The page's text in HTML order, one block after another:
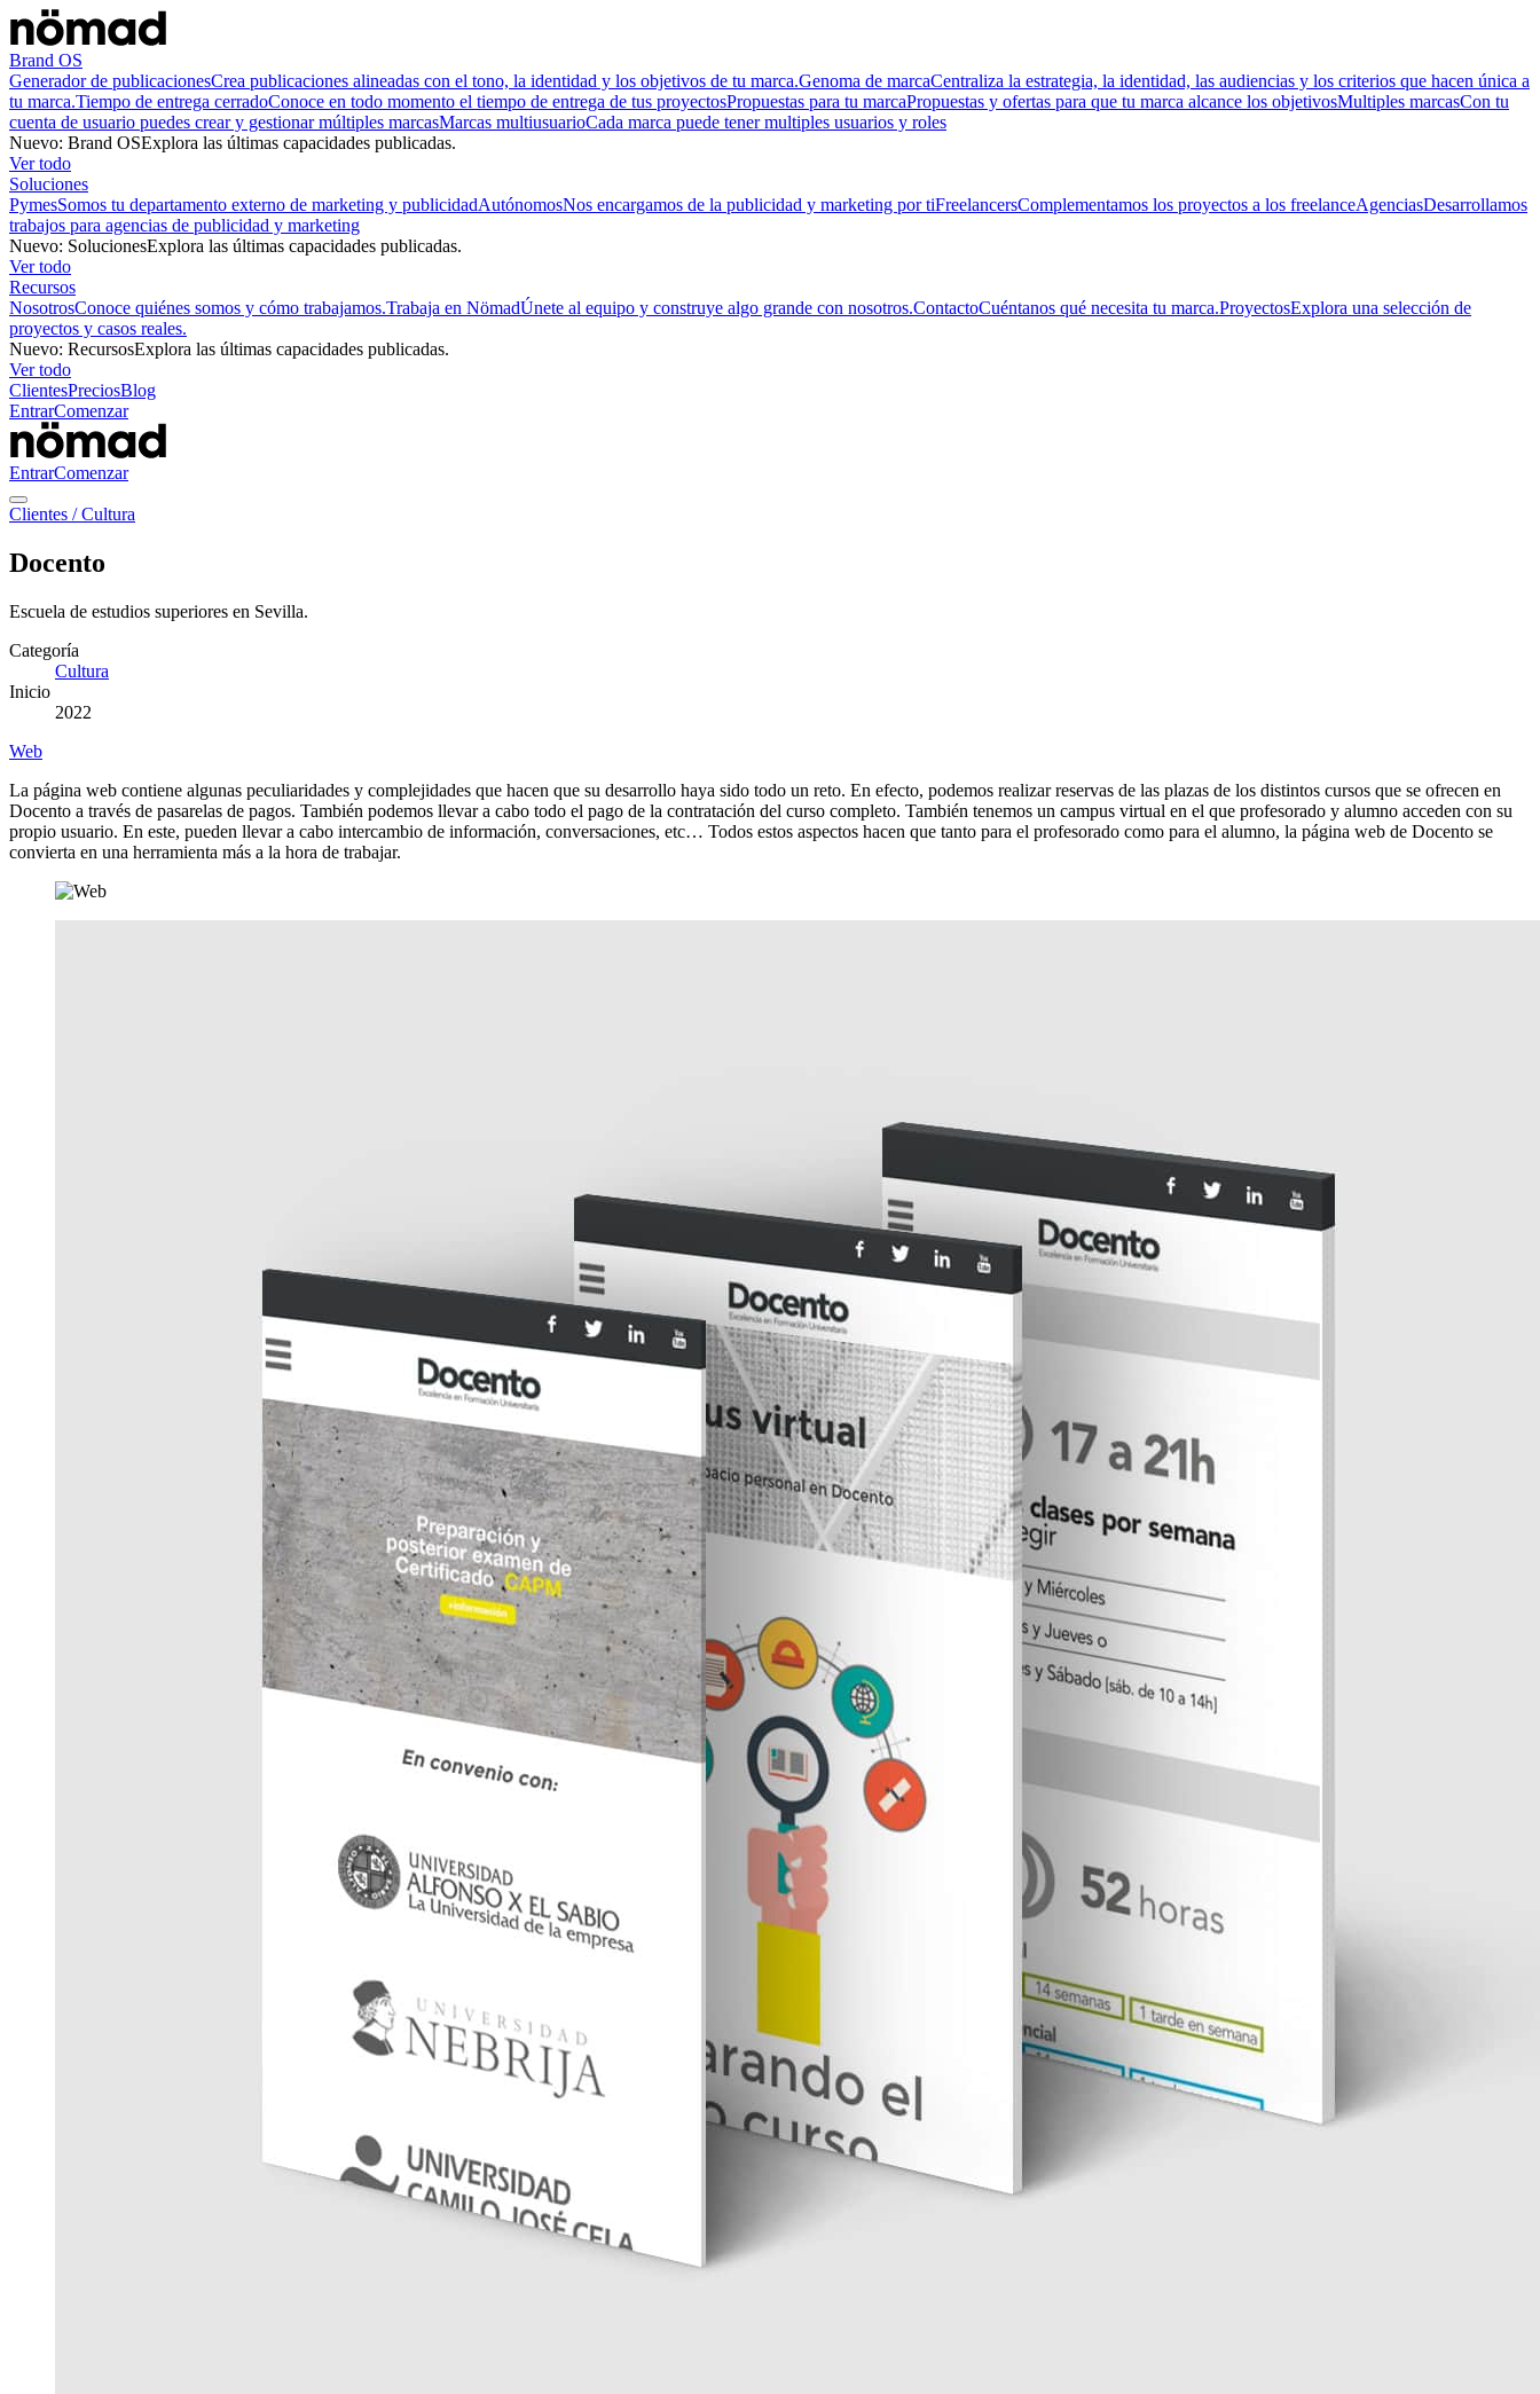
Brand OS
Generador de publicacionesCrea publicaciones alineadas con el tono, la identidad y los objetivos de tu marca.Genoma de marcaCentraliza la estrategia, la identidad, las audiencias y los criterios que hacen única a
tu marca.Tiempo de entrega cerradoConoce en todo momento el tiempo de entrega de tus proyectosPropuestas para tu marcaPropuestas y ofertas para que tu marca alcance los objetivosMultiples marcasCon tu
cuenta de usuario puedes crear y gestionar múltiples marcasMarcas multiusuarioCada marca puede tener multiples usuarios y roles
Nuevo: Brand OSExplora las últimas capacidades publicadas.
Ver todo
Soluciones
PymesSomos tu departamento externo de marketing y publicidadAutónomosNos encargamos de la publicidad y marketing por tiFreelancersComplementamos los proyectos a los freelanceAgenciasDesarrollamos
trabajos para agencias de publicidad y marketing
Nuevo: SolucionesExplora las últimas capacidades publicadas.
Ver todo
Recursos
NosotrosConoce quiénes somos y cómo trabajamos.Trabaja en NömadÚnete al equipo y construye algo grande con nosotros.ContactoCuéntanos qué necesita tu marca.ProyectosExplora una selección de
proyectos y casos reales.
Nuevo: RecursosExplora las últimas capacidades publicadas.
Ver todo
ClientesPreciosBlog
EntrarComenzar
EntrarComenzar
Clientes /Cultura
Docento
Escuela de estudios superiores en Sevilla.
Categoría
Cultura
Inicio
2022
Web
La página web contiene algunas peculiaridades y complejidades que hacen que su desarrollo haya sido todo un reto. En efecto, podemos realizar reservas de las plazas de los distintos cursos que se ofrecen en
Docento a través de pasarelas de pagos. También podemos llevar a cabo todo el pago de la contratación del curso completo. También tenemos un campus virtual en el que profesorado y alumno acceden con su
propio usuario. En este, pueden llevar a cabo intercambio de información, conversaciones, etc… Todos estos aspectos hacen que tanto para el profesorado como para el alumno, la página web de Docento se
convierta en una herramienta más a la hora de trabajar.